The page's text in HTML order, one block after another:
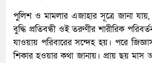
পুলিশ ও মামলার এজাহার সূত্রে জানা
বুদ্ধি প্রতিবন্ধী ওই তরুণীর শারীরিক
যাওয়ায় পরিবারের সন্দেহ হয়। পরে
শিকার হওয়ার কথা জানায়। প্রায় ছয় মাস